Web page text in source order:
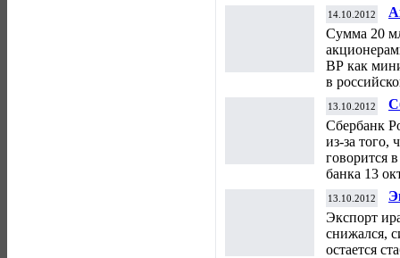
14.10.2012
Сумма 20
ВР как
в
13.10.2012
Сбербанк
из-за того,
говорится
банка 13
13.10.2012
Экспорт
снижался,
остается